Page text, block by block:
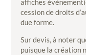
affiches
cession de droits
due forme.
Sur devis, à noter
puisque la création